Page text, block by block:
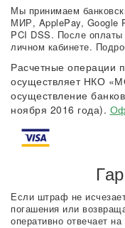
Мы принимаем
МИР, ApplePay, Google
PCI DSS. После
личном кабинете.
Расчетные операции
осуществляет НКО
осуществление
ноября 2016 года).
Если штраф не
погашения или
оперативно отвечает